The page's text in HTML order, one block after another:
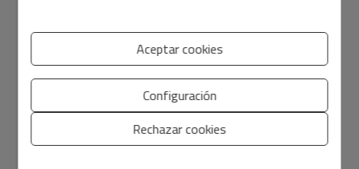
Ref. PPS1GFG26D 76 m2 78 m2 2 2
Aceptar cookies
Configuración
Rechazar cookies